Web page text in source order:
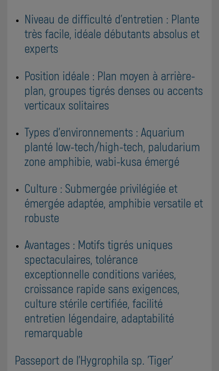
Niveau de difficulté d'entretien : Plante
très facile, idéale débutants absolus et
experts
Position idéale : Plan moyen à arrière-
plan, groupes tigrés denses ou accents
verticaux solitaires
Types d'environnements : Aquarium
planté low-tech/high-tech, paludarium
zone amphibie, wabi-kusa émergé
Culture : Submergée privilégiée et
émergée adaptée, amphibie versatile et
robuste
Avantages : Motifs tigrés uniques
spectaculaires, tolérance
exceptionnelle conditions variées,
croissance rapide sans exigences,
culture stérile certifiée, facilité
entretien légendaire, adaptabilité
remarquable
Passeport de l'Hygrophila sp. 'Tiger'